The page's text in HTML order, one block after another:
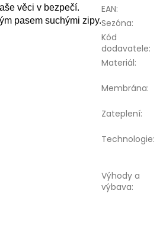
věci v bezpečí.
pasem suchými zipy.
EAN:
Sezóna:
Kód
dodavatele:
Materiál:
Membrána:
Zateplení:
Technologie:
Výhody a
výbava: